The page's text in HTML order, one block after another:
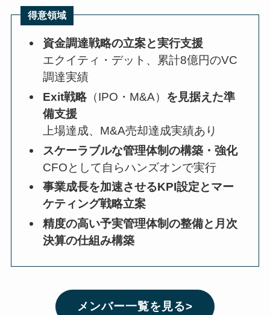
得意領域
資金調達戦略の立案と実行支援
エクイティ・デット、累計8億円のVC
調達実績
Exit戦略（IPO・M&A）
を見据えた準
備支援
上場達成、M&A売却達成実績あり
スケーラブルな管理体制の構築・強化
CFOとして自らハンズオンで実行
事業成長を加速させるKPI設定とマー
ケティング戦略立案
精度の高い予実管理体制の整備と月次
決算の仕組み構築
メンバー一覧を見る>